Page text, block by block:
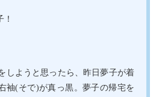
しようと思ったら、昨日夢子が着
袖(そで)が真っ黒。夢子の帰宅を